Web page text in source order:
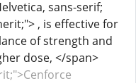
sans-serif;
, is effective for
of strength and
dose, </span>